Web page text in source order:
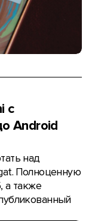
с
Android
над
Полноценную
а также